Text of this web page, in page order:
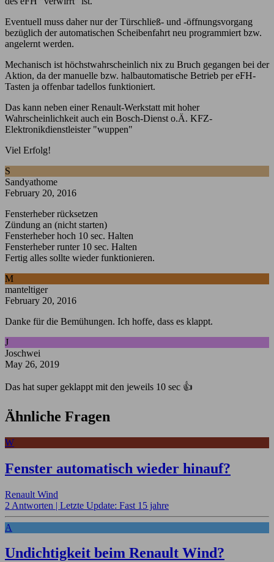
Eventuell muss daher nur der Türschließ- und -öffnungsvorgang
bezüglich der automatischen Scheibenfahrt neu programmiert bzw.
angelernt werden.
Mechanisch ist höchstwahrscheinlich nix zu Bruch gegangen bei der
Aktion, da der manuelle bzw. halbautomatische Betrieb per eFH-
Tasten ja offenbar tadellos funktioniert.
Das kann neben einer Renault-Werkstatt mit hoher
Wahrscheinlichkeit auch ein Bosch-Dienst o.Ä. KFZ-
Elektronikdienstleister "wuppen"
Viel Erfolg!
S
Sandyathome
February 20, 2016
Fensterheber rücksetzen
Zündung an (nicht starten)
Fensterheber hoch 10 sec. Halten
Fensterheber runter 10 sec. Halten
Fertig alles sollte wieder funktionieren.
M
manteltiger
February 20, 2016
Danke für die Bemühungen. Ich hoffe, dass es klappt.
J
Joschwei
May 26, 2019
Das hat super geklappt mit den jeweils 10 sec 👍
Ähnliche Fragen
W
Fenster automatisch wieder hinauf?
Renault Wind
2 Antworten | Letzte Update: Fast 15 jahre
A
Undichtigkeit beim Renault Wind?